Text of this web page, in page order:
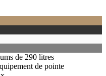
de 290 litres
de pointe